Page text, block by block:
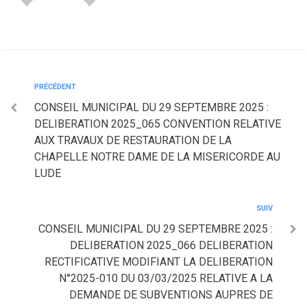
PRÉCÉDENT
CONSEIL MUNICIPAL DU 29 SEPTEMBRE 2025 :
DELIBERATION 2025_065 CONVENTION RELATIVE
AUX TRAVAUX DE RESTAURATION DE LA
CHAPELLE NOTRE DAME DE LA MISERICORDE AU
LUDE
SUIV
CONSEIL MUNICIPAL DU 29 SEPTEMBRE 2025 :
DELIBERATION 2025_066 DELIBERATION
RECTIFICATIVE MODIFIANT LA DELIBERATION
N°2025-010 DU 03/03/2025 RELATIVE A LA
DEMANDE DE SUBVENTIONS AUPRES DE